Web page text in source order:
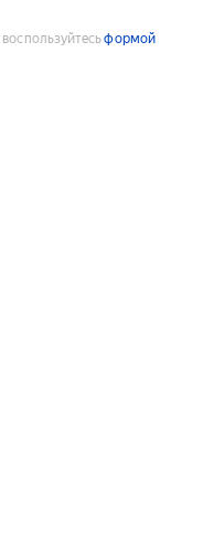
формой